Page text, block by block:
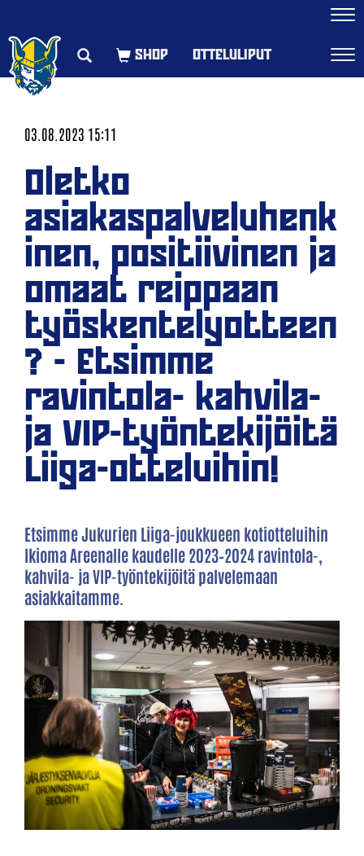
OTTELULIPUT
03.08.2023 15:11
Oletko
asiakaspalveluhenk
inen, positiivinen ja
omaat reippaan
työskentelyotteen
? - Etsimme
ravintola- kahvila-
ja VIP-työntekijöitä
Liiga-otteluihin!
Etsimme Jukurien Liiga-joukkueen kotiotteluihin
Ikioma Areenalle kaudelle 2023–2024 ravintola-,
kahvila- ja VIP-työntekijöitä palvelemaan
asiakkaitamme.